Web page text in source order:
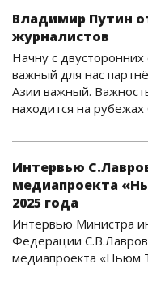
Владимир Путин
журналистов
Начну с
важный для нас
Азии важный.
находится на
Интервью
медиапроекта
2025 года
Интервью Министра
Федерации
медиапроекта «Ньюм